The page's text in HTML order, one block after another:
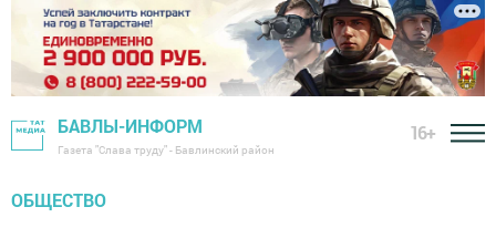
БАВЛЫ-ИНФОРМ
Газета "Слава труду" - Бавлинский район
16+
ОБЩЕСТВО